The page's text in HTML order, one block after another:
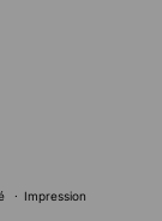
Impression